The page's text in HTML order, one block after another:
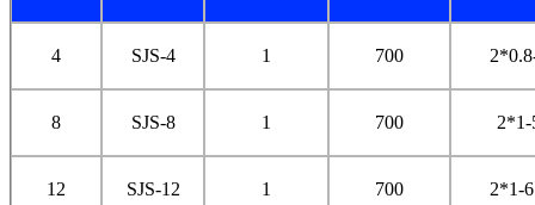
4 SJS-4 1 700
8 SJS-8 1 700 2*1-
12 SJS-12 1 700 2*1-